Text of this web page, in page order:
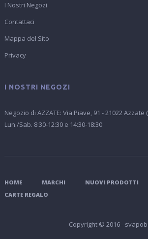
I Nostri Negozi
Contattaci
Mappa del Sito
Privacy
I NOSTRI NEGOZI
Negozio di AZZATE: Via Piave, 91 - 21022 Azzate
Lun./Sab. 8:30-12:30 e 14:30-18:30
HOME MARCHI NUOVI PRODOTTI
CARTE REGALO
Copyright © 2016 -